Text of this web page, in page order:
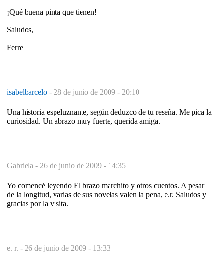
¡Qué buena pinta que tienen!
Saludos,
Ferre
isabelbarcelo - 28 de junio de 2009 - 20:10
Una historia espeluznante, según deduzco de tu reseña. Me pica la
curiosidad. Un abrazo muy fuerte, querida amiga.
Gabriela - 26 de junio de 2009 - 14:35
Yo comencé leyendo El brazo marchito y otros cuentos. A pesar
de la longitud, varias de sus novelas valen la pena, e.r. Saludos y
gracias por la visita.
e. r. - 26 de junio de 2009 - 13:33